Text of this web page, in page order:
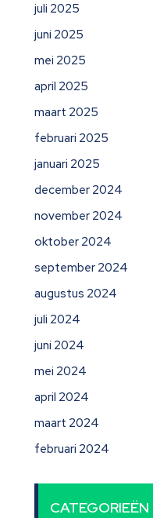
juli 2025
juni 2025
mei 2025
april 2025
maart 2025
februari 2025
januari 2025
december 2024
november 2024
oktober 2024
september 2024
augustus 2024
juli 2024
juni 2024
mei 2024
april 2024
maart 2024
februari 2024
CATEGORIEËN